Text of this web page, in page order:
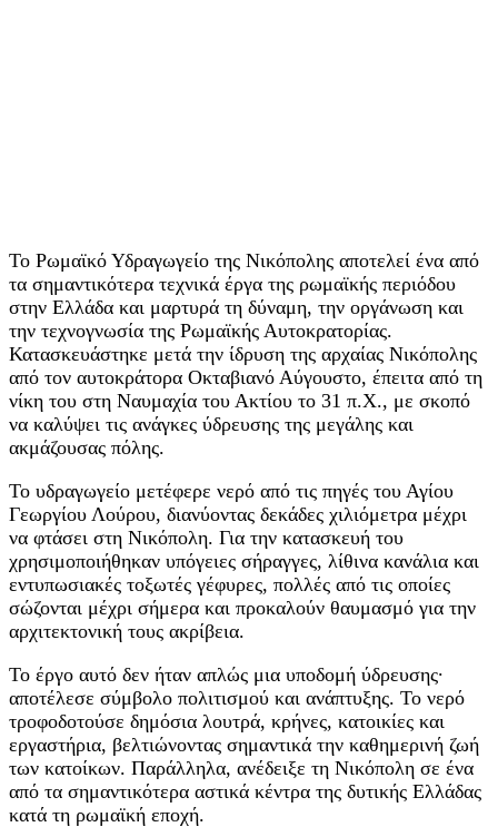
Το Ρωμαϊκό Υδραγωγείο της Νικόπολης αποτελεί ένα από
τα σημαντικότερα τεχνικά έργα της ρωμαϊκής περιόδου
στην Ελλάδα και μαρτυρά τη δύναμη, την οργάνωση και
την τεχνογνωσία της Ρωμαϊκής Αυτοκρατορίας.
Κατασκευάστηκε μετά την ίδρυση της αρχαίας Νικόπολης
από τον αυτοκράτορα Οκταβιανό Αύγουστο, έπειτα από τη
νίκη του στη Ναυμαχία του Ακτίου το 31 π.Χ., με σκοπό
να καλύψει τις ανάγκες ύδρευσης της μεγάλης και
ακμάζουσας πόλης.
Το υδραγωγείο μετέφερε νερό από τις πηγές του Αγίου
Γεωργίου Λούρου, διανύοντας δεκάδες χιλιόμετρα μέχρι
να φτάσει στη Νικόπολη. Για την κατασκευή του
χρησιμοποιήθηκαν υπόγειες σήραγγες, λίθινα κανάλια και
εντυπωσιακές τοξωτές γέφυρες, πολλές από τις οποίες
σώζονται μέχρι σήμερα και προκαλούν θαυμασμό για την
αρχιτεκτονική τους ακρίβεια.
Το έργο αυτό δεν ήταν απλώς μια υποδομή ύδρευσης·
αποτέλεσε σύμβολο πολιτισμού και ανάπτυξης. Το νερό
τροφοδοτούσε δημόσια λουτρά, κρήνες, κατοικίες και
εργαστήρια, βελτιώνοντας σημαντικά την καθημερινή ζωή
των κατοίκων. Παράλληλα, ανέδειξε τη Νικόπολη σε ένα
από τα σημαντικότερα αστικά κέντρα της δυτικής Ελλάδας
κατά τη ρωμαϊκή εποχή.